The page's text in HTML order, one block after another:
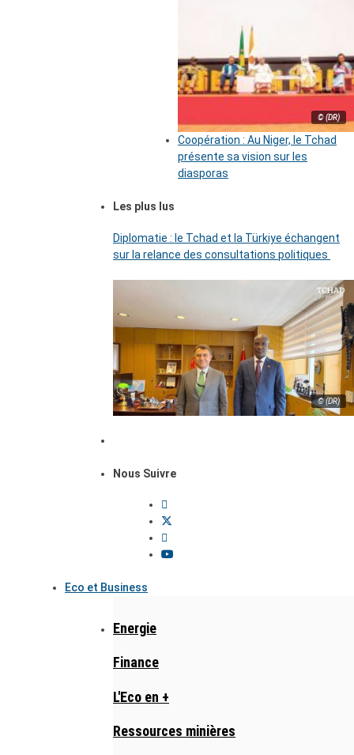
© (DR)
Coopération : Au Niger, le Tchad
présente sa vision sur les
diasporas
Les plus lus
Diplomatie : le Tchad et la Türkiye échangent
sur la relance des consultations politiques
© (DR)
Nous Suivre
Eco et Business
Energie
Finance
L'Eco en +
Ressources minières